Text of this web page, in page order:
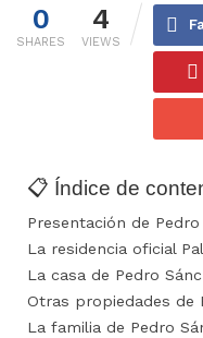
0
SHARES
4
VIEWS
📋 Índice de
Presentación de
La residencia oficial
La casa de Pedro
Otras propiedades de
La familia de Pedro